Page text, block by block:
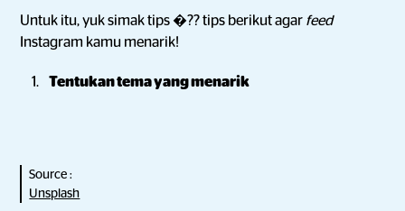
Untuk itu, yuk simak tips �?? tips berikut agar feed
Instagram kamu menarik!
Tentukan tema yang menarik
Source :
Unsplash